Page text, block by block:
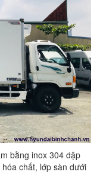
bằng inox 304 dập
chất, lớp sàn dưới